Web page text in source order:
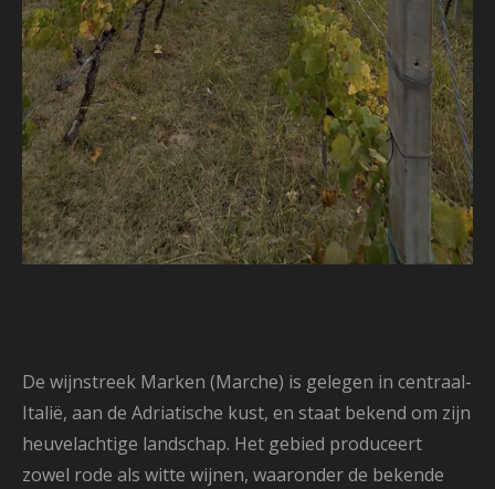
De wijnstreek Marken (Marche) is gelegen in centraal-
Italië, aan de Adriatische kust, en staat bekend om zijn
heuvelachtige landschap. Het gebied produceert
zowel rode als witte wijnen, waaronder de bekende